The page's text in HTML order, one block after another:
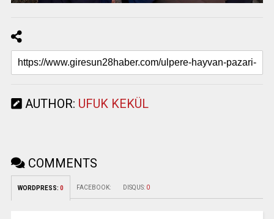
AUTHOR: UFUK KEKÜL
COMMENTS
WORDPRESS: 0 FACEBOOK: DISQUS: 0